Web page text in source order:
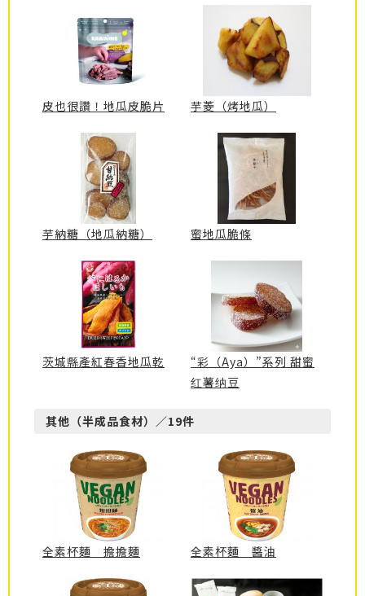
皮也很讚！地瓜皮脆片 芋菱（烤地瓜）
芋納糖（地瓜納糖） 蜜地瓜脆條
茨城縣產紅春香地瓜乾
“彩（Aya）”系列 甜蜜
红薯纳豆
其他（半成品食材）／19件
全素杯麵 擔擔麵 全素杯麵 醬油